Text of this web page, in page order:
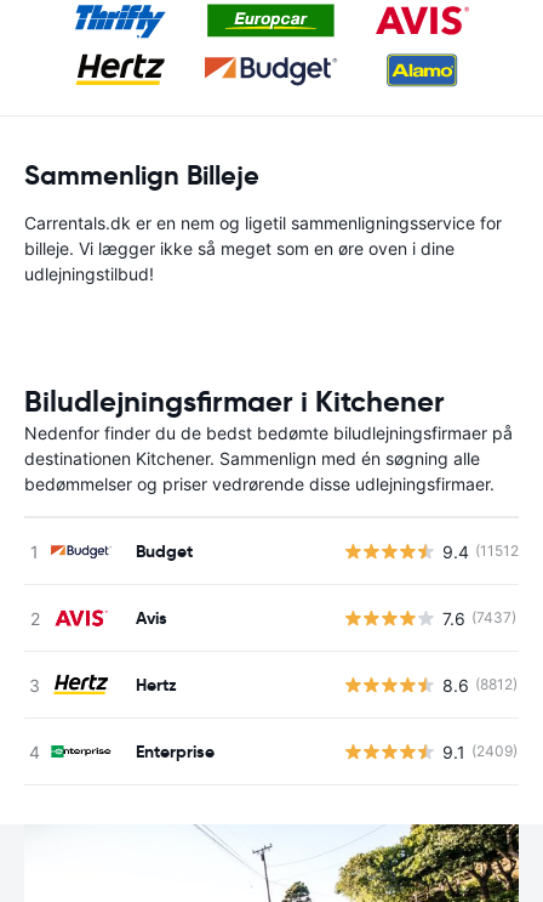
Sammenlign Billeje
Carrentals.dk er en nem og ligetil sammenligningsservice for
billeje. Vi lægger ikke så meget som en øre oven i dine
udlejningstilbud!
Biludlejningsfirmaer i Kitchener
Nedenfor finder du de bedst bedømte biludlejningsfirmaer på
destinationen Kitchener. Sammenlign med én søgning alle
bedømmelser og priser vedrørende disse udlejningsfirmaer.
Budget 9.4 (11512)
Avis 7.6 (7437)
Hertz 8.6 (8812)
Enterprise 9.1 (2409)